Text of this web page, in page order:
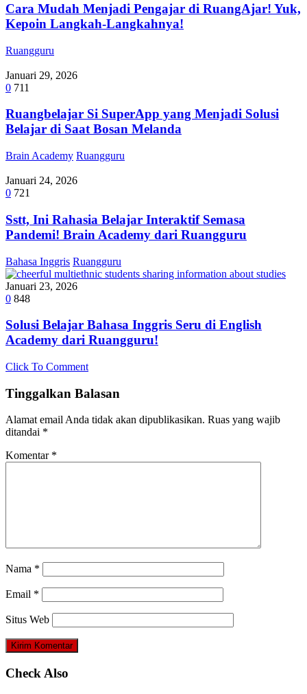
Cara Mudah Menjadi Pengajar di RuangAjar! Yuk,
Kepoin Langkah-Langkahnya!
Ruangguru
Januari 29, 2026
0 711
Ruangbelajar Si SuperApp yang Menjadi Solusi
Belajar di Saat Bosan Melanda
Brain Academy Ruangguru
Januari 24, 2026
0 721
Sstt, Ini Rahasia Belajar Interaktif Semasa
Pandemi! Brain Academy dari Ruangguru
Bahasa Inggris Ruangguru
Januari 23, 2026
0 848
Solusi Belajar Bahasa Inggris Seru di English
Academy dari Ruangguru!
Click To Comment
Tinggalkan Balasan
Alamat email Anda tidak akan dipublikasikan. Ruas yang wajib
ditandai *
Komentar *
Nama *
Email *
Situs Web
Check Also